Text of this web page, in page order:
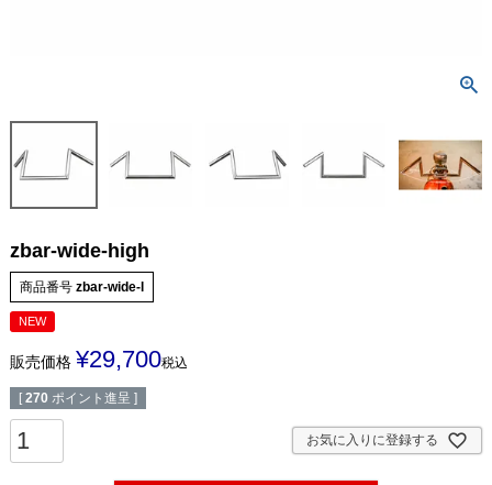
zbar-wide-high
商品番号 zbar-wide-l
NEW
販売価格 ¥29,700税込
[ 270 ポイント進呈 ]
お気に入りに登録する